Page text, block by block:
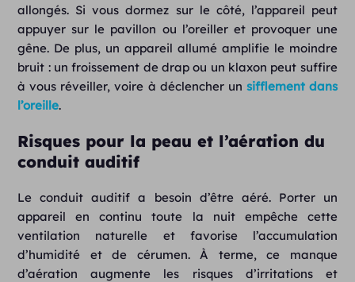
allongés. Si vous dormez sur le côté, l’appareil peut
appuyer sur le pavillon ou l’oreiller et provoquer une
gêne. De plus, un appareil allumé amplifie le moindre
bruit : un froissement de drap ou un klaxon peut suffire
à vous réveiller, voire à déclencher un sifflement dans
l’oreille.
Risques pour la peau et l’aération du
conduit auditif
Le conduit auditif a besoin d’être aéré. Porter un
appareil en continu toute la nuit empêche cette
ventilation naturelle et favorise l’accumulation
d’humidité et de cérumen. À terme, ce manque
d’aération augmente les risques d’irritations et